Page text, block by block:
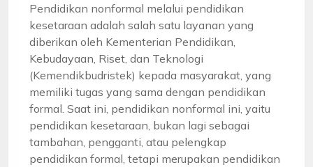
Pendidikan nonformal melalui pendidikan
kesetaraan adalah salah satu layanan yang
diberikan oleh Kementerian Pendidikan,
Kebudayaan, Riset, dan Teknologi
(Kemendikbudristek) kepada masyarakat, yang
memiliki tugas yang sama dengan pendidikan
formal. Saat ini, pendidikan nonformal ini, yaitu
pendidikan kesetaraan, bukan lagi sebagai
tambahan, pengganti, atau pelengkap
pendidikan formal, tetapi merupakan pendidikan